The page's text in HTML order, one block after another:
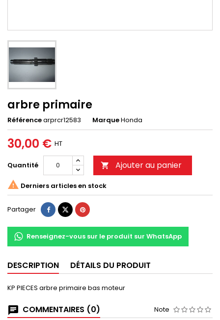
arbre primaire
Référencearprcr12583 MarqueHonda
30,00 € HT
Quantité  Ajouter au panier
 Derniers articles en stock
Partager
Renseignez-vous sur le produit sur WhatsApp
DESCRIPTION DÉTAILS DU PRODUIT
KP PIECES arbre primaire bas moteur
COMMENTAIRES (0) Note